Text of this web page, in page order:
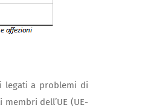
legati a problemi di
dell’UE (UE-